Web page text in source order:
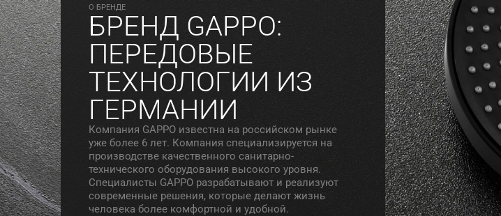
O БРЕНДЕ
БРЕНД GAPPO:
ПЕРЕДОВЫЕ
ТЕХНОЛОГИИ ИЗ
ГЕРМАНИИ
Компания GAPPO известна на российском рынке
уже более 6 лет. Компания специализируется на
производстве качественного санитарно-
технического оборудования высокого уровня.
Специалисты GAPPO разрабатывают и реализуют
современные решения, которые делают жизнь
человека более комфортной и удобной.